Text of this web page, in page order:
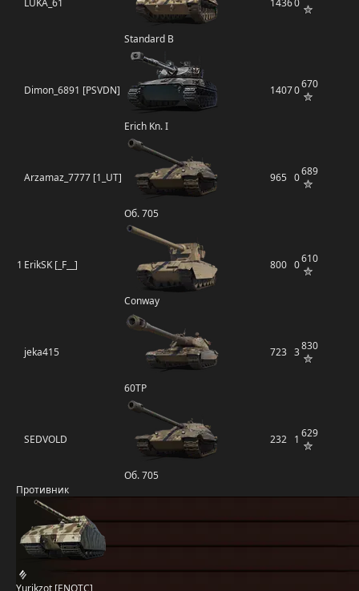
LUKA_61
Standard B
14360
Dimon_6891 [PSVDN]
Erich Kn. I
14070670
Arzamaz_7777 [1_UT]
Об. 705
965 0689
1 ErikSK [_F__]
Conway
800 0610
jeka415
60TP
723 3830
SEDVOLD
Об. 705
232 1 629
Противник
Yurikzot [ENOTC]